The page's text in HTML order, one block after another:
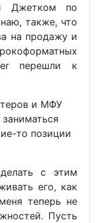
Джетком по
также, что
на продажу и
перешли к
и МФУ
то позиции
с этим
его, как
теперь не
Пусть